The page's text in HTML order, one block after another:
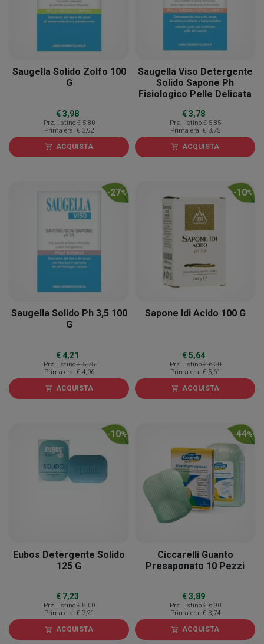
Saugella Solido Zolfo 100
G
€ 3,98
Prz. listino € 5,80
Prima era € 3,92
shopping_cart ACQUISTA
Saugella Viso Detergente
Solido Sapone Ph
Fisiologico Pelle Delicata
€ 3,78
Prz. listino € 5,85
Prima era € 3,75
shopping_cart ACQUISTA
-27%
Saugella Solido Ph 3,5 100
G
€ 4,21
Prz. listino € 5,75
Prima era € 4,06
shopping_cart ACQUISTA
-10%
Sapone Idi Acido 100 G
€ 5,64
Prz. listino € 6,30
Prima era € 5,61
shopping_cart ACQUISTA
-10%
Eubos Detergente Solido
125 G
€ 7,23
Prz. listino € 8,00
Prima era € 7,21
shopping_cart ACQUISTA
-44%
Ciccarelli Guanto
Presaponato 10 Pezzi
€ 3,89
Prz. listino € 6,90
Prima era € 3,74
shopping_cart ACQUISTA